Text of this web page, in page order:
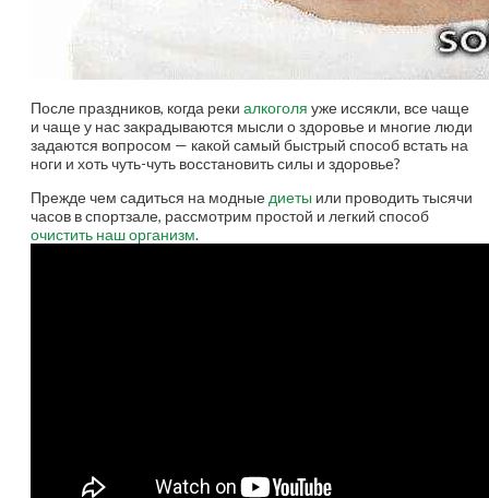
После праздников, когда реки алкоголя уже иссякли, все чаще
и чаще у нас закрадываются мысли о здоровье и многие люди
задаются вопросом — какой самый быстрый способ встать на
ноги и хоть чуть-чуть восстановить силы и здоровье?
Прежде чем садиться на модные диеты или проводить тысячи
часов в спортзале, рассмотрим простой и легкий способ
очистить наш организм.